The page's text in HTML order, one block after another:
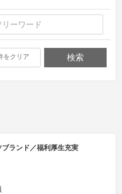
をクリア 検索
ランド／福利厚生充実